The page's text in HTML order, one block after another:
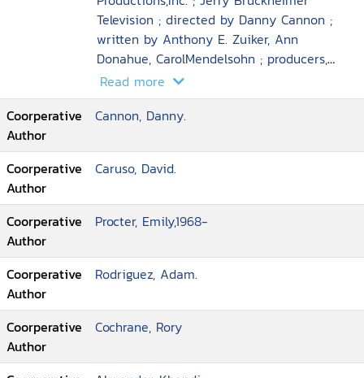
Television ; directed by Danny Cannon ;
written by Anthony E. Zuiker, Ann
Donahue, CarolMendelsohn ; producers,
Josh Berman, Andrew Lipsitz.
Read more
Coorperative
Author
Cannon, Danny.
Coorperative
Author
Caruso, David.
Coorperative
Author
Procter, Emily,1968-
Coorperative
Author
Rodriguez, Adam.
Coorperative
Author
Cochrane, Rory